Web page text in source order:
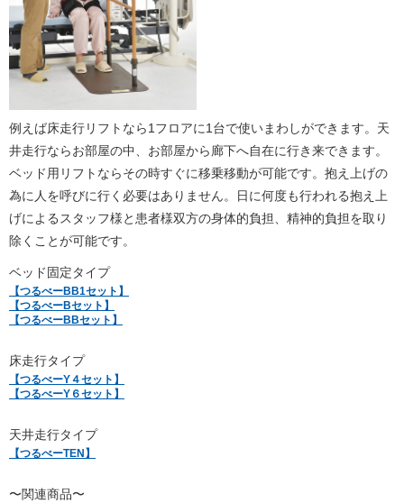
例えば床走行リフトなら1フロアに1台で使いまわしができます。天
井走行ならお部屋の中、お部屋から廊下へ自在に行き来できます。
ベッド用リフトならその時すぐに移乗移動が可能です。抱え上げの
為に人を呼びに行く必要はありません。日に何度も行われる抱え上
げによるスタッフ様と患者様双方の身体的負担、精神的負担を取り
除くことが可能です。
ベッド固定タイプ
【つるべーBB1セット】
【つるべーBセット】
【つるべーBBセット】
床走行タイプ
【つるべーY４セット】
【つるべーY６セット】
天井走行タイプ
【つるべーTEN】
〜関連商品〜